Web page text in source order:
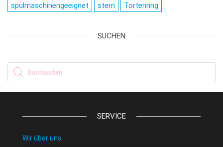
spülmaschinengeeignet
stern Tortenring
SUCHEN
Products search
SERVICE
Wir über uns